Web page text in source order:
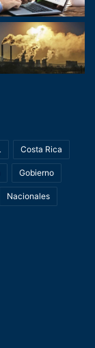
Costa Rica
Gobierno
Nacionales